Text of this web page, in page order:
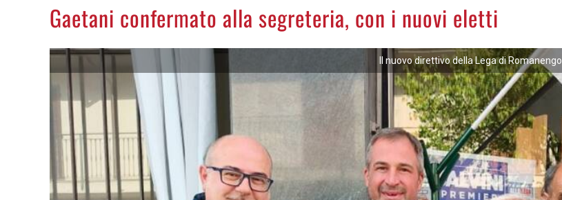
Gaetani confermato alla segreteria, con i nuovi eletti
Il nuovo direttivo della Lega di Romanengo